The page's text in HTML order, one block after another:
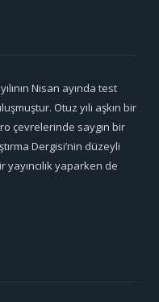
Nisan ayında test
Otuz yılı aşkın bir
çevrelerinde saygın bir
Dergisi’nin düzeyli
yaparken de